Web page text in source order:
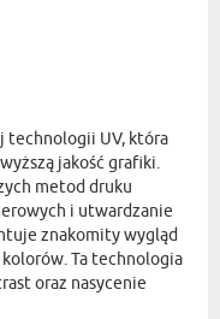
technologii UV, która
jakość grafiki.
metod druku
i utwardzanie
znakomity wygląd
Ta technologia
oraz nasycenie